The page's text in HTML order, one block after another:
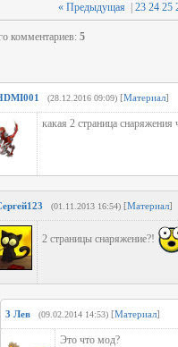
« Предыдущая 23 24 25
комментариев: 5
(28.12.2016 09:09) [Материал]
какая 2 страница
(01.11.2013 16:54) [Материал]
2 страницы снаряжение?!
3 Лев (09.02.2014 14:53) [Материал]
Это что мод?